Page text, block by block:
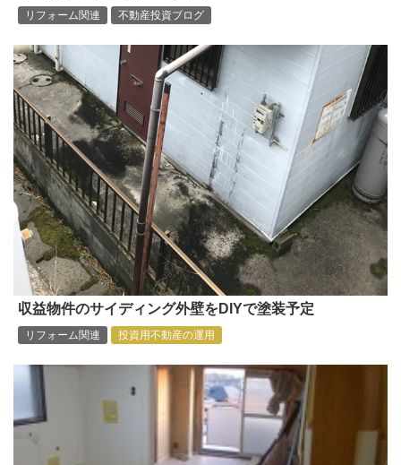
リフォーム関連 不動産投資ブログ
収益物件のサイディング外壁をDIYで塗装予定
リフォーム関連 投資用不動産の運用